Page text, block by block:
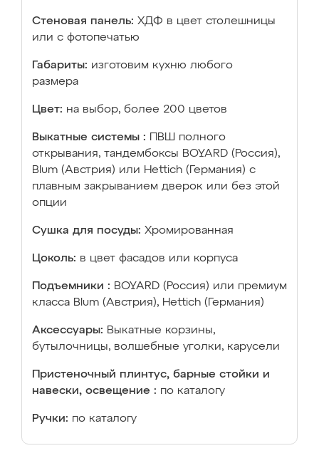
Стеновая панель: ХДФ в цвет столешницы
или с фотопечатью
Габариты: изготовим кухню любого
размера
Цвет: на выбор, более 200 цветов
Выкатные системы :
ПВШ полного
открывания, тандембоксы BOYARD (Россия),
Blum (Австрия) или Hettich (Германия) с
плавным закрыванием дверок или без этой
опции
Сушка для посуды: Хромированная
Цоколь: в цвет фасадов или корпуса
Подъемники : BOYARD (Россия) или премиум
класса Blum (Австрия), Hettich (Германия)
Аксессуары: Выкатные корзины,
бутылочницы, волшебные уголки, карусели
Пристеночный плинтус, барные стойки и
навески, освещение : по каталогу
Ручки: по каталогу